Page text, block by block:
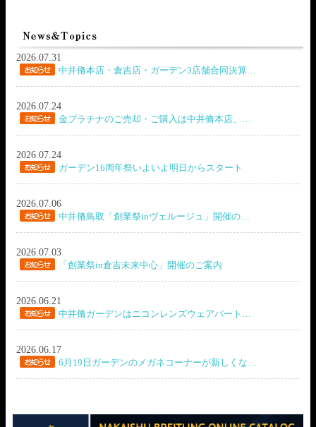
2026.07.31
中井脩本店・倉吉店・ガーデン3店舗合同決算…
2026.07.24
金プラチナのご売却・ご購入は中井脩本店、…
2026.07.24
ガーデン16周年祭いよいよ明日からスタート
2026.07.06
中井脩鳥取「創業祭inヴェルージュ」開催の…
2026.07.03
「創業祭in倉吉未来中心」開催のご案内
2026.06.21
中井脩ガーデンはニコンレンズウェアパート…
2026.06.17
6月19日ガーデンのメガネコーナーが新しくな…